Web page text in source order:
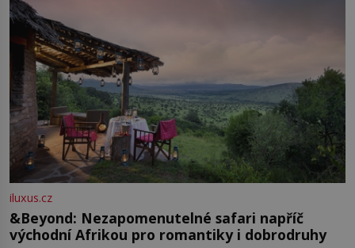
iluxus.cz
&Beyond: Nezapomenutelné safari napříč
východní Afrikou pro romantiky i dobrodruhy